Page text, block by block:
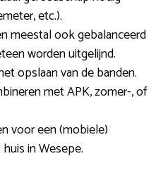
etc.).
meestal ook gebalanceerd
worden uitgelijnd.
opslaan van de banden.
met APK, zomer-, of
voor een (mobiele)
in Wesepe.